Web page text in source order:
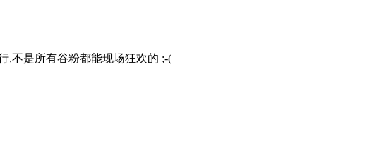
,不是所有谷粉都能现场狂欢的 ;-(